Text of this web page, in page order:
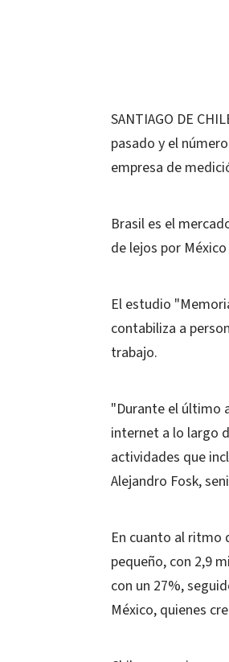
SANTIAGO DE
pasado y el
empresa de
Brasil es el
de lejos por
El estudio
contabiliza a
trabajo.
"Durante el último
internet a lo largo
actividades que
Alejandro Fosk,
En cuanto al ritmo
pequeño, con 2,9
con un 27%,
México, quienes